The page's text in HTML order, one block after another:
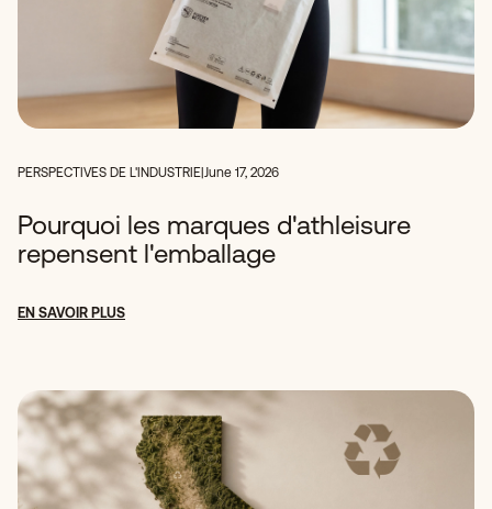
PERSPECTIVES DE L'INDUSTRIE June 17, 2026
Pourquoi les marques d'athleisure
repensent l'emballage
EN SAVOIR PLUS